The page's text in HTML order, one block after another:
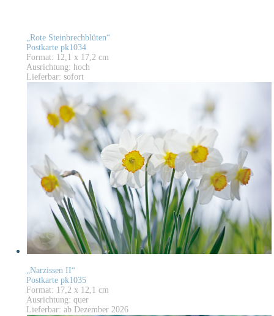
„Rote Steinbrechblüten“
Postkarte pk1034
Format: 12,1 x 17,2 cm
Ausrichtung: hoch
Lieferbar: sofort
„Narzissen II“
Postkarte pk1035
Format: 17,2 x 12,1 cm
Ausrichtung: quer
Lieferbar: ab Dezember 2026